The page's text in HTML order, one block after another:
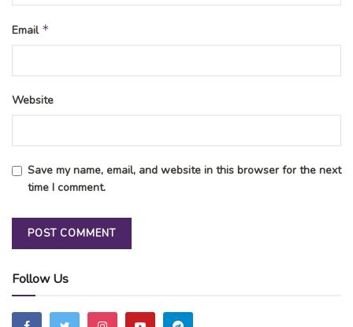
Email *
Website
Save my name, email, and website in this browser for the next
time I comment.
Follow Us